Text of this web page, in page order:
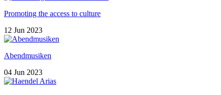
Promoting the access to culture
12 Jun 2023
Abendmusiken
04 Jun 2023